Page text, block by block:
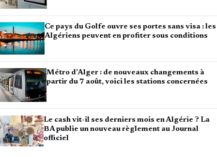
Ce pays du Golfe ouvre ses portes sans visa : les
Algériens peuvent en profiter sous conditions
Métro d’Alger : de nouveaux changements à
partir du 7 août, voici les stations concernées
Le cash vit-il ses derniers mois en Algérie ? La
BA publie un nouveau règlement au Journal
officiel